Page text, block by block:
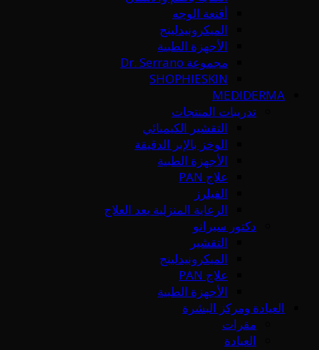
أقنعة الوجه
الميكرونيدلينج
الأجهزة الطبية
مجموعة Dr. Serrano
SHOPHIESKIN
MEDIDERMA
تدريبات المنتجات
التقشير الكيميائي
الوخز بالإبر الدقيقة
الأجهزة الطبية
علاج PAN
الفيلرز
الرعاية المنزلية بعد العلاج
دكتور سيرانو
التقشير
الميكرونيدلينج
علاج PAN
الأجهزة الطبية
العيادة ومركز البشرة
مقرات
العيادة